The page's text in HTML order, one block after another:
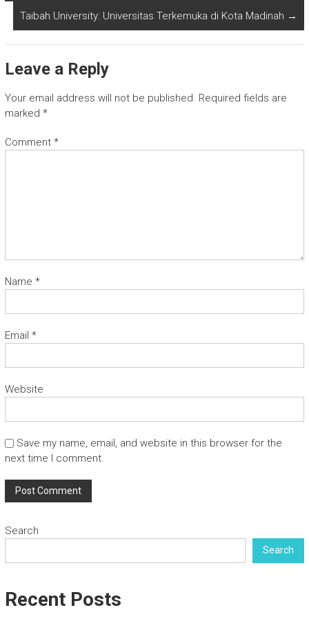
Taibah University: Universitas Terkemuka di Kota Madinah →
Leave a Reply
Your email address will not be published. Required fields are
marked *
Comment *
Name *
Email *
Website
Save my name, email, and website in this browser for the
next time I comment.
Search
Search
Recent Posts